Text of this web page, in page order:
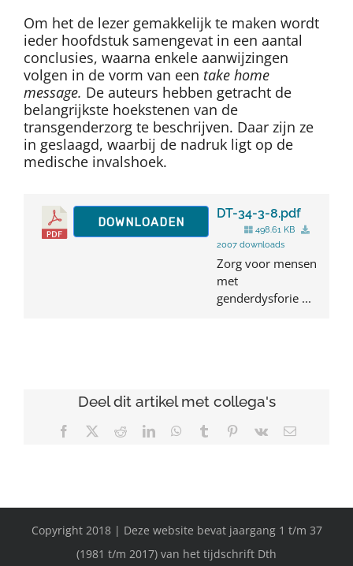
Om het de lezer gemakkelijk te maken wordt
ieder hoofdstuk samengevat in een aantal
conclusies, waarna enkele aanwijzingen
volgen in de vorm van een take home
message. De auteurs hebben getracht de
belangrijkste hoekstenen van de
transgenderzorg te beschrijven. Daar zijn ze
in geslaagd, waarbij de nadruk ligt op de
medische invalshoek.
DOWNLOADEN
DT-34-3-8.pdf
498.61 KB
2007 downloads
Zorg voor mensen
met
genderdysforie ...
Deel dit artikel met collega's
Facebook RedditLinkedInWhatsApp
Tumblr Pinterest
Vk
E-
Copyright 2018 | Deze website bevat jaargang 1 t/m 37
(1981 t/m 2017) van het tijdschrift Dth